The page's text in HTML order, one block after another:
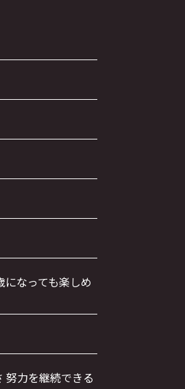
なっても楽しめ
努力を継続できる